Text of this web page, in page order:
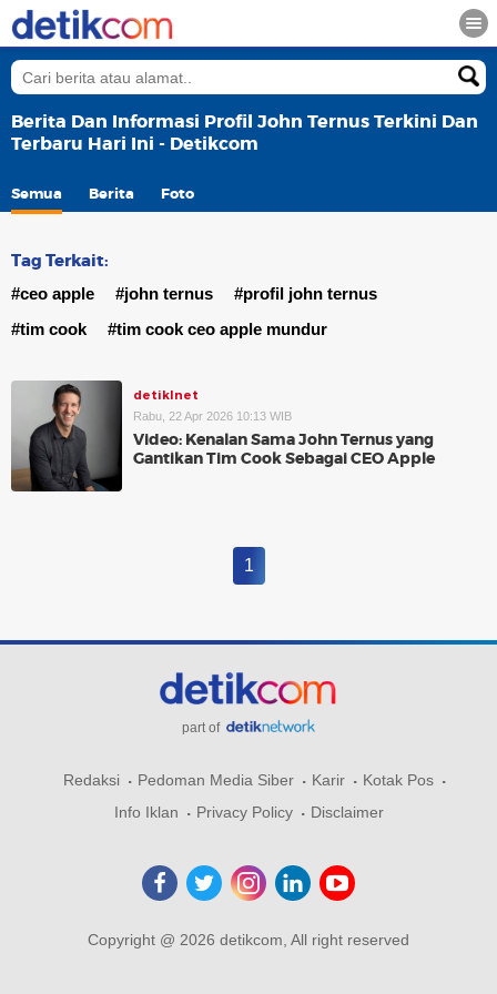
Berita Dan Informasi Profil John Ternus Terkini Dan
Terbaru Hari Ini - Detikcom
Semua Berita Foto
Tag Terkait:
#ceo apple #john ternus
#profil john ternus
#tim cook
#tim cook ceo apple mundur
detikInet
Rabu, 22 Apr 2026 10:13 WIB
Video: Kenalan Sama John Ternus yang
Gantikan Tim Cook Sebagai CEO Apple
1
part of
Redaksi Pedoman Media Siber Karir
Kotak Pos
Info Iklan
Privacy Policy Disclaimer
Copyright @ 2026 detikcom, All right reserved